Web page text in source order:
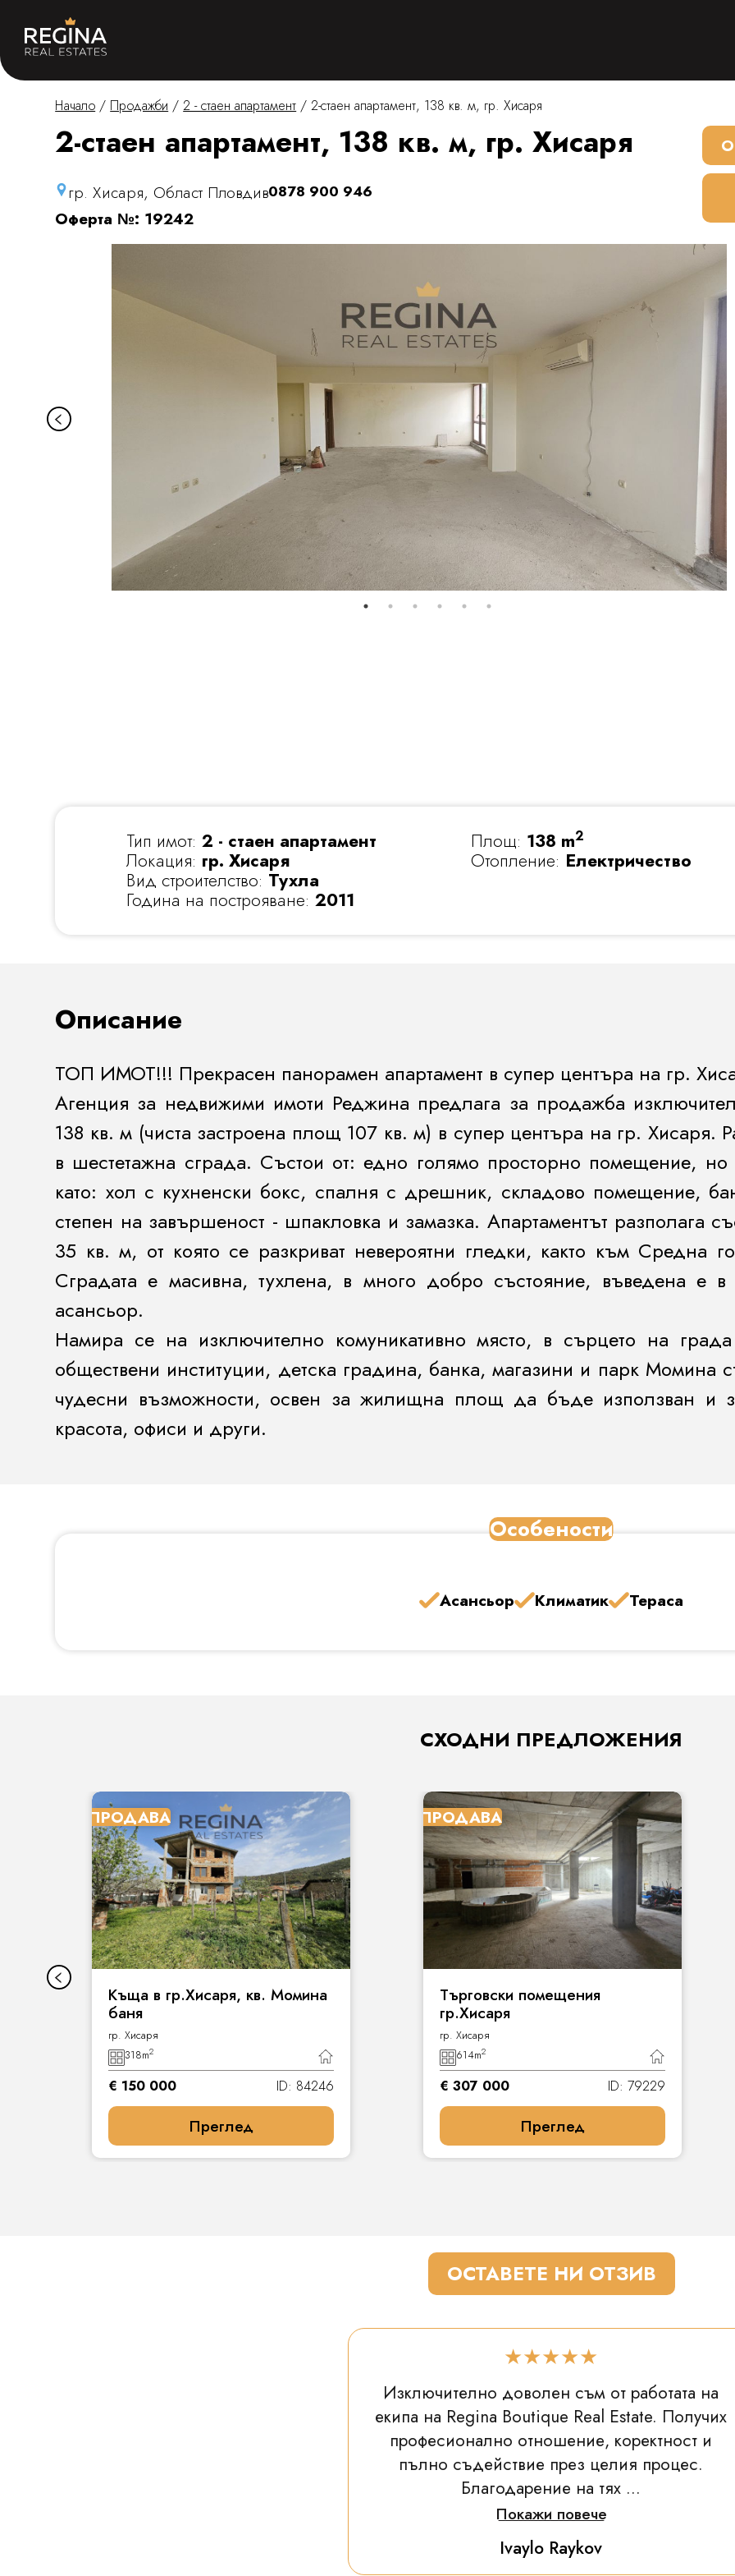
Начало / Продажби /2 - стаен апартамент /2-стаен апартамент, 138 кв. м, гр. Хисаря
2-стаен апартамент, 138 кв. м, гр. Хисаря
гр. Хисаря, Област Пловдив0878 900 946
Оферта №: 19242
Тип имот:2 - стаен апартамент
Локация: гр. Хисаря
Вид строителство: Тухла
Година на построяване:2011
Площ: 138 m2
Отопление: Електричество
Описание
ТОП ИМОТ!!! Прекрасен панорамен апартамент в супер центъра на гр.
Агенция за недвижими имоти Реджина предлага за продажба
138 кв. м (чиста застроена площ 107 кв. м) в супер центъра на гр.
в шестетажна сграда. Състои от: едно голямо просторно помещение,
като: хол с кухненски бокс, спалня с дрешник, складово помещение,
степен на завършеност - шпакловка и замазка. Апартаментът разполага
35 кв. м, от която се разкриват невероятни гледки, както към Средна
Сградата е масивна, тухлена, в много добро състояние, въведена е
асансьор.
Намира се на изключително комуникативно място, в сърцето на
обществени институции, детска градина, банка, магазини и парк Момина
чудесни възможности, освен за жилищна площ да бъде използван и
красота, офиси и други.
Особености
Асансьор Климатик Тераса
СХОДНИ ПРЕДЛОЖЕНИЯ
ПРОДАВА
Къща в гр.Хисаря, кв. Момина
баня
гр. Хисаря
318m2
€ 150 000 ID: 84246
Преглед
ПРОДАВА
Търговски помещения
гр.Хисаря
гр. Хисаря
614m2
€ 307 000 ID: 79229
Преглед
ОСТАВЕТЕ НИ ОТЗИВ
★★★★★
Изключително доволен съм от работата на
екипа на Regina Boutique Real Estate. Получих
професионално отношение, коректност и
пълно съдействие през целия процес.
Благодарение на тях ...
Покажи повече
Ivaylo Raykov